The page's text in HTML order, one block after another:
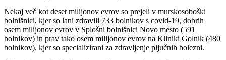
Nekaj več kot deset milijonov evrov so prejeli v murskosoboški
bolnišnici, kjer so lani zdravili 733 bolnikov s covid-19, dobrih
osem milijonov evrov v Splošni bolnišnici Novo mesto (591
bolnikov) in prav tako osem milijonov evrov na Kliniki Golnik (480
bolnikov), kjer so specializirani za zdravljenje pljučnih bolezni.